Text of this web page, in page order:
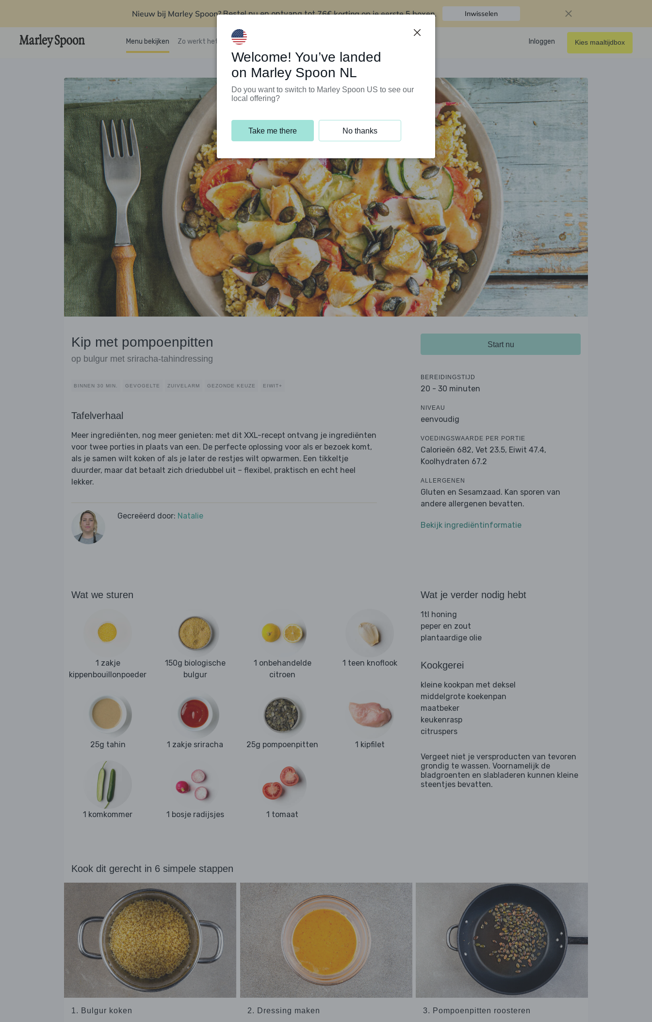
Nieuw bij Marley Spoon?Bestel nu en ontvang tot76€ korting op je eerste 5 boxen. Inwisselen
Menu bekijken Zo werkt het Klantenservice Inloggen Kies maaltijdbox
Kip met pompoenpitten
op bulgur met sriracha-tahindressing
BINNEN 30 MIN. GEVOGELTE ZUIVELARM GEZONDE KEUZE EIWIT+
Tafelverhaal
Meer ingrediënten, nog meer genieten: met dit XXL-recept ontvang je ingrediënten
voor twee porties in plaats van een. De perfecte oplossing voor als er bezoek komt,
als je samen wilt koken of als je later de restjes wilt opwarmen. Een tikkeltje
duurder, maar dat betaalt zich driedubbel uit – flexibel, praktisch en echt heel
lekker.
Gecreëerd door: Natalie
Start nu
BEREIDINGSTIJD
20 - 30 minuten
NIVEAU
eenvoudig
VOEDINGSWAARDE PER PORTIE
Calorieën 682, Vet 23.5, Eiwit 47.4,
Koolhydraten 67.2
ALLERGENEN
Gluten en Sesamzaad. Kan sporen van
andere allergenen bevatten.
Bekijk ingrediëntinformatie
Wat we sturen
1 zakje
kippenbouillonpoeder
150g biologische
bulgur
1 onbehandelde
citroen
1 teen knoflook
25g tahin 1 zakje sriracha 25g pompoenpitten 1 kipfilet
1 komkommer 1 bosje radijsjes 1 tomaat
Wat je verder nodig hebt
1tl honing
peper en zout
plantaardige olie
Kookgerei
kleine kookpan met deksel
middelgrote koekenpan
maatbeker
keukenrasp
citruspers
Vergeet niet je versproducten van tevoren
grondig te wassen. Voornamelijk de
bladgroenten en slabladeren kunnen kleine
steentjes bevatten.
Kook dit gerecht in 6 simpele stappen
1. Bulgur koken 2. Dressing maken 3. Pompoenpitten roosteren
Welcome! You’ve landed
on Marley Spoon NL
Do you want to switch to Marley Spoon US to see our
local offering?
Take me there No thanks